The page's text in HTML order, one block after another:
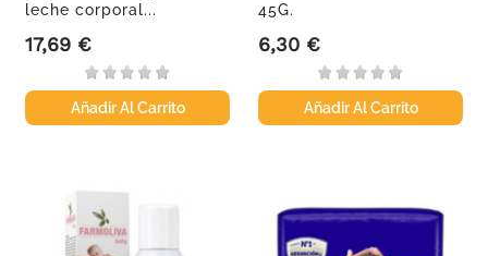
leche corporal...
Precio
17,69 €
Añadir Al Carrito
45G.
Precio
6,30 €
Añadir Al Carrito